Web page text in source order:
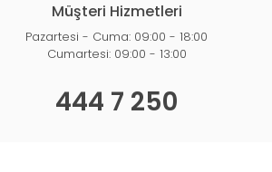
Müşteri Hizmetleri
Pazartesi - Cuma: 09:00 - 18:00
Cumartesi: 09:00 - 13:00
444 7 250